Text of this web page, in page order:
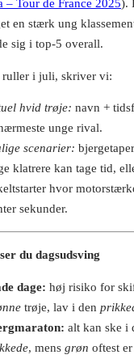
– Tour de France 2025).
en stærk ung
sig i top-5 overall.
ruller i juli, skriver vi:
hvid trøje: navn +
unge rival.
scenarier:
klatrere kan tage tid,
hvor
sekunder.
du dagsudsving
dage: høj risiko for
trøje, lav i den
alt kan ske i
, mens grøn oftest